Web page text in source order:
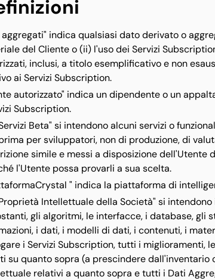
aggregati" indica qualsiasi dato derivato o
del Cliente o (ii) l'uso dei Servizi
inclusi, a titolo esemplificativo e non
ai Servizi Subscription.
autorizzato" indica un dipendente o un
Subscription.
Beta" si intendono alcuni servizi o
per sviluppatori, non di produzione, di
simile e messi a disposizione dell'Utente
l'Utente possa provarli a sua scelta.
" indica la piattaforma di
Intellettuale della Società" si
gli algoritmi, le interfacce, i database, gli
i dati, i modelli di dati, i contenuti, i
i Servizi Subscription, tutti i miglioramenti,
su quanto sopra (a prescindere
relativi a quanto sopra e tutti i Dati